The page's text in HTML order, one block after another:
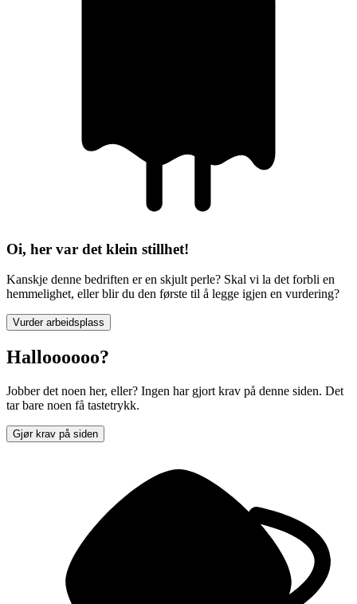
Oi, her var det klein stillhet!
Kanskje denne bedriften er en skjult perle? Skal vi la det forbli en
hemmelighet, eller blir du den første til å legge igjen en vurdering?
Vurder arbeidsplass
Halloooooo?
Jobber det noen her, eller? Ingen har gjort krav på denne siden. Det
tar bare noen få tastetrykk.
Gjør krav på siden